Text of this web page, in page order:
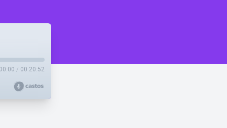
00:00 / 00:20:52